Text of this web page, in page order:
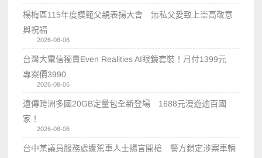
楊梅區115年度模範父親表揚大會 無私父愛致上崇高敬意
與祝福
2026-08-06
台灣大電信獨賣Even Realities AI眼鏡套裝！月付1399元
專案價3990
2026-08-06
遠傳跨洲多國20GB定量包全新登場 1688元漫遊逾百國
家！
2026-08-06
台中某議員服務處遭駕車人士揚言開槍 警方鎖定涉案車輛